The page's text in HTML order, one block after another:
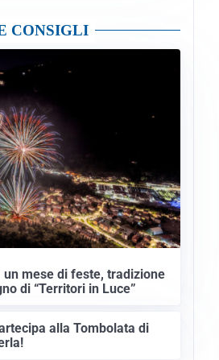
CONSIGLI
mese di feste, tradizione
di “Territori in Luce”
alla Tombolata di